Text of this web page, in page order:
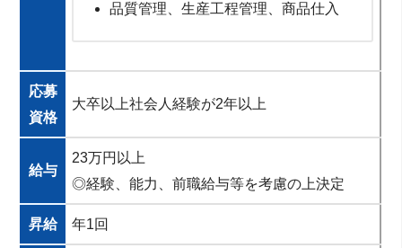
品質管理、生産工程管理、商品仕入
応募
資格
大卒以上社会人経験が2年以上
給与
23万円以上
◎経験、能力、前職給与等を考慮の上決定
昇給 年1回